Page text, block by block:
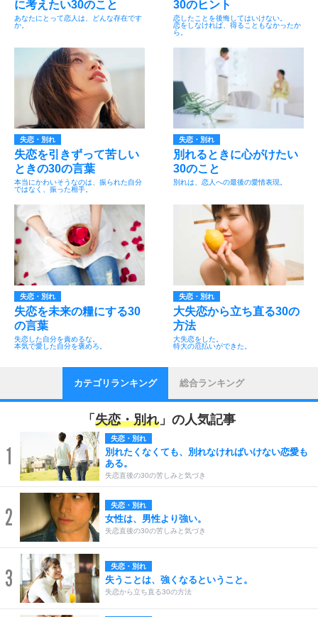
に考えたい30のこと
あなたにとって恋人は、どんな存在です
か。
30のヒント
恋したことを後悔してはいけない。
恋をしなければ、得ることもなかったか
ら。
失恋・別れ
失恋を引きずって苦しい
ときの30の言葉
本当にかわいそうなのは、振られた自分
ではなく、振った相手。
失恋・別れ
別れるときに心がけたい
30のこと
別れは、恋人への最後の愛情表現。
失恋・別れ
失恋を未来の糧にする30
の言葉
失恋した自分を責めるな。
本気で愛した自分を褒めろ。
失恋・別れ
大失恋から立ち直る30の
方法
大失恋をした。
特大の厄払いができた。
カテゴリランキング 総合ランキング
「 失恋・別れ 」の人気記事
1
失恋・別れ
別れたくなくても、別れなければいけない恋愛も
ある。
失恋直後の30の苦しみと気づき
2 失恋・別れ
女性は、男性より強い。
失恋直後の30の苦しみと気づき
3 失恋・別れ
失うことは、強くなるということ。
失恋から立ち直る30の方法